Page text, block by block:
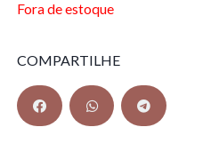
Fora de estoque
COMPARTILHE